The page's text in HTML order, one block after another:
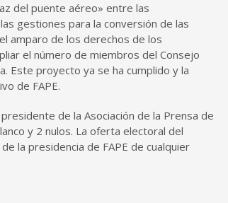
del puente aéreo» entre las
gestiones para la conversión de las
amparo de los derechos de los
el número de miembros del Consejo
Este proyecto ya se ha cumplido y la
de FAPE.
de la Asociación de la Prensa de
y 2 nulos. La oferta electoral del
la presidencia de FAPE de cualquier